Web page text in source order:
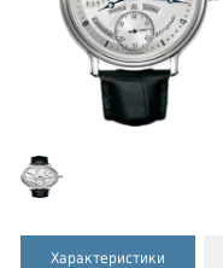
Характеристики